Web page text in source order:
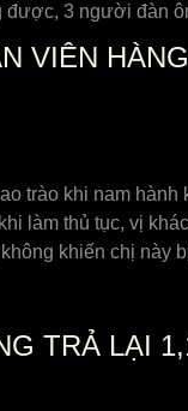
được, 3 người đàn
VIÊN
trào khi nam
làm thủ tục, vị
khiến chị này
TRẢ LẠI